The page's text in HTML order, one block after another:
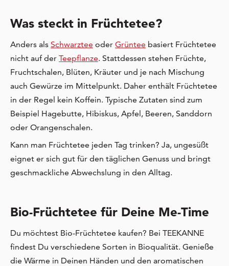
Was steckt in Früchtetee?
Anders als Schwarztee oder Grüntee basiert Früchtetee
nicht auf der Teepflanze. Stattdessen stehen Früchte,
Fruchtschalen, Blüten, Kräuter und je nach Mischung
auch Gewürze im Mittelpunkt. Daher enthält Früchtetee
in der Regel kein Koffein. Typische Zutaten sind zum
Beispiel Hagebutte, Hibiskus, Apfel, Beeren, Sanddorn
oder Orangenschalen.
Kann man Früchtetee jeden Tag trinken? Ja, ungesüßt
eignet er sich gut für den täglichen Genuss und bringt
geschmackliche Abwechslung in den Alltag.
Bio-Früchtetee für Deine Me-Time
Du möchtest Bio-Früchtetee kaufen? Bei TEEKANNE
findest Du verschiedene Sorten in Bioqualität. Genieße
die Wärme in Deinen Händen und den aromatischen